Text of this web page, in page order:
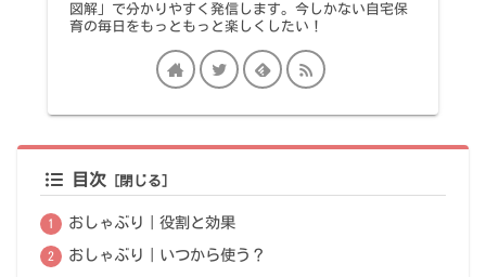
図解」で分かりやすく発信します。今しかない自宅保
育の毎日をもっともっと楽しくしたい！
目次
おしゃぶり｜役割と効果
おしゃぶり｜いつから使う？